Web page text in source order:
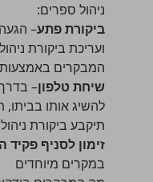
ניהול ספרים:
ביקורת פתע–
ועריכת ביקורת
המבקרים
שיחת טלפון–
להשיג אותו
תיקבע ביקורת
זימון לסניף
במקרים מיוחדים